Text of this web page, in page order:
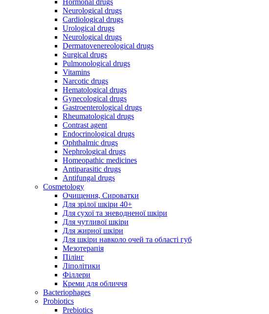
Hormonal drugs
Neurological drugs
Cardiological drugs
Urological drugs
Neurological drugs
Dermatovenereological drugs
Surgical drugs
Pulmonological drugs
Vitamins
Narcotic drugs
Hematological drugs
Gynecological drugs
Gastroenterological drugs
Rheumatological drugs
Contrast agent
Endocrinological drugs
Ophthalmic drugs
Nephrological drugs
Homeopathic medicines
Antiparasitic drugs
Antifungal drugs
Cosmetology
Очищення, Сироватки
Для зрілої шкіри 40+
Для сухої та зневодненої шкіри
Для чутливої шкіри
Для жирної шкіри
Для шкіри навколо очей та області губ
Мезотерапія
Пілінг
Ліполітики
Філлери
Креми для обличчя
Bacteriophages
Probiotics
Prebiotics